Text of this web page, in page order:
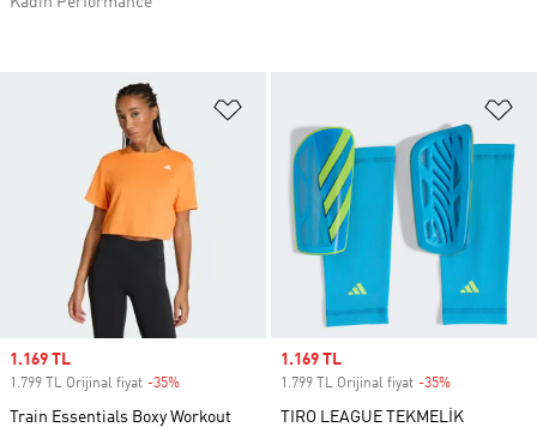
Sale price
1.169 TL
1.799 TL Orijinal fiyat -35%
Train Essentials Boxy Workout
Sale price
1.169 TL
1.799 TL Orijinal fiyat -35%
TIRO LEAGUE TEKMELİK